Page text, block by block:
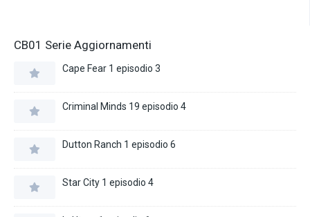
CB01 Serie Aggiornamenti
Cape Fear 1 episodio 3
Criminal Minds 19 episodio 4
Dutton Ranch 1 episodio 6
Star City 1 episodio 4